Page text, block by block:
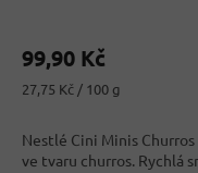
produktu
4,0
5
hvězdiček.
99,90 Kč
Měrná
27,75 Kč / 100 g
Nestlé Cini Minis
ve tvaru churros. Rychlá